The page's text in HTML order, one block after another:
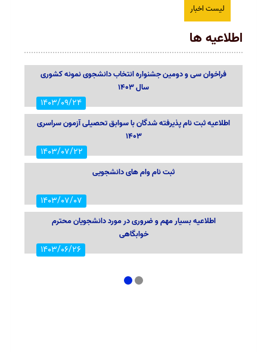
لیست اخبار
اطلاعیه ها
1403/09/24
فراخوان سی و دومین جشنواره انتخاب دانشجوی نمونه کشوری
سال ۱۴۰۳
1403/07/22
اطلاعیه ثبت نام پذیرفته شدگان با سوابق تحصیلی آزمون سراسری
1403/07/07
ثبت نام وام های دانشجویی
1403/06/26
1403/06/11
اطلاعیه اعلام تاریخ ثبت نام و انتخاب رشته در رشته های پذیرش
دانشجو صرفاً براساس سوابق تحصیلی